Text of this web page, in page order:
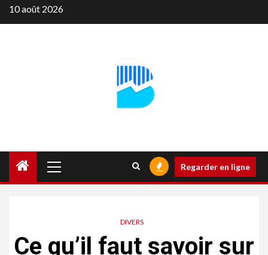
Aller
au
10 août 2026
principal
Regarder en ligne
DIVERS
Ce qu’il faut savoir sur